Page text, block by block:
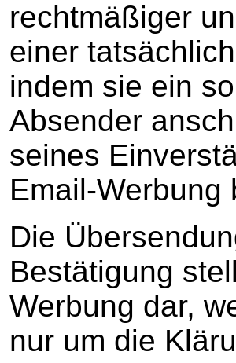
rechtmäßiger
einer
indem sie ein
Absender
seines
Email-Werbung
Die
Bestätigung
Werbung dar,
nur um die